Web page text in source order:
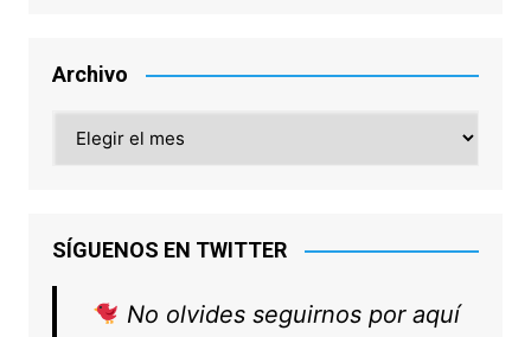
Archivo
SÍGUENOS EN TWITTER
No olvides seguirnos por aquí